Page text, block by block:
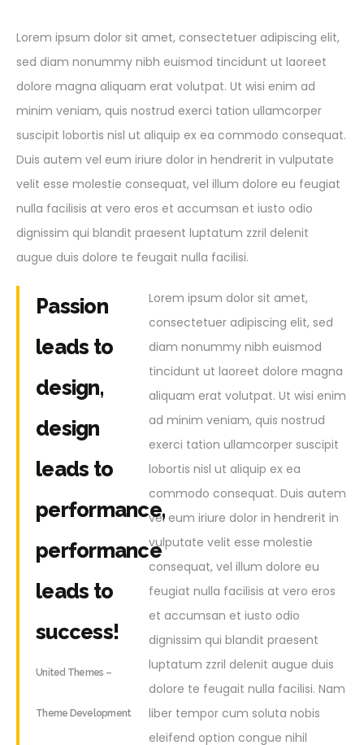
Lorem ipsum dolor sit amet, consectetuer adipiscing elit,
sed diam nonummy nibh euismod tincidunt ut laoreet
dolore magna aliquam erat volutpat. Ut wisi enim ad
minim veniam, quis nostrud exerci tation ullamcorper
suscipit lobortis nisl ut aliquip ex ea commodo consequat.
Duis autem vel eum iriure dolor in hendrerit in vulputate
velit esse molestie consequat, vel illum dolore eu feugiat
nulla facilisis at vero eros et accumsan et iusto odio
dignissim qui blandit praesent luptatum zzril delenit
augue duis dolore te feugait nulla facilisi.
Passion
leads to
design,
design
leads to
performance,
performance
leads to
success!
United Themes –
Theme Development
Lorem ipsum dolor sit amet,
consectetuer adipiscing elit, sed
diam nonummy nibh euismod
tincidunt ut laoreet dolore magna
aliquam erat volutpat. Ut wisi enim
ad minim veniam, quis nostrud
exerci tation ullamcorper suscipit
lobortis nisl ut aliquip ex ea
commodo consequat. Duis autem
vel eum iriure dolor in hendrerit in
vulputate velit esse molestie
consequat, vel illum dolore eu
feugiat nulla facilisis at vero eros
et accumsan et iusto odio
dignissim qui blandit praesent
luptatum zzril delenit augue duis
dolore te feugait nulla facilisi. Nam
liber tempor cum soluta nobis
eleifend option congue nihil